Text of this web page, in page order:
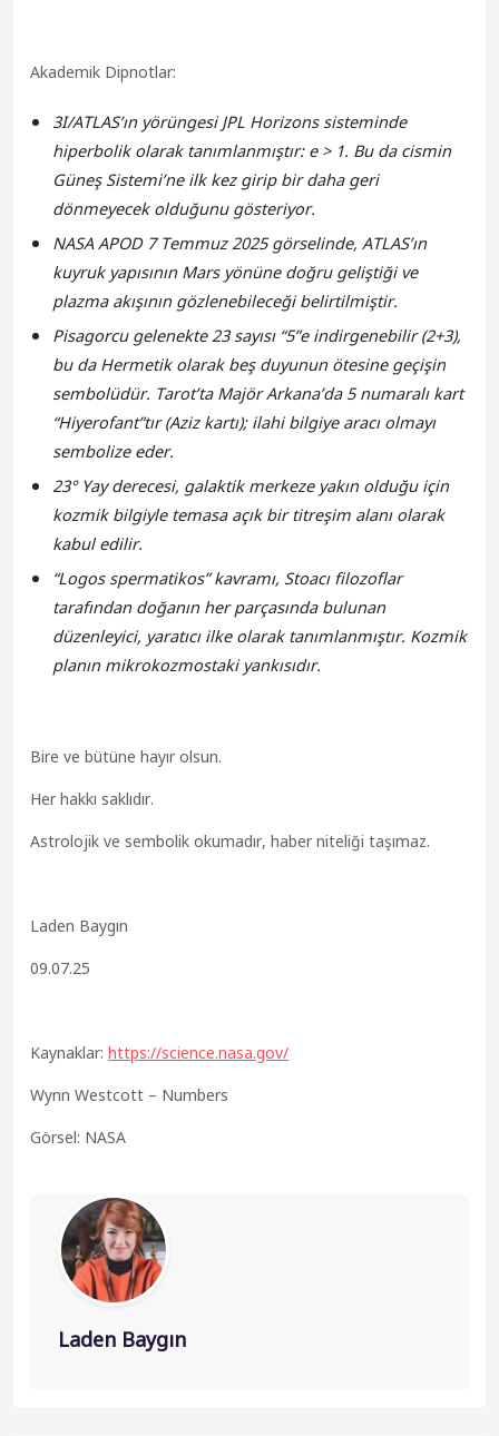
Akademik Dipnotlar:
3I/ATLAS’ın yörüngesi JPL Horizons sisteminde
hiperbolik olarak tanımlanmıştır: e > 1. Bu da cismin
Güneş Sistemi’ne ilk kez girip bir daha geri
dönmeyecek olduğunu gösteriyor.
NASA APOD 7 Temmuz 2025 görselinde, ATLAS’ın
kuyruk yapısının Mars yönüne doğru geliştiği ve
plazma akışının gözlenebileceği belirtilmiştir.
Pisagorcu gelenekte 23 sayısı “5”e indirgenebilir (2+3),
bu da Hermetik olarak beş duyunun ötesine geçişin
sembolüdür. Tarot’ta Majör Arkana’da 5 numaralı kart
“Hiyerofant”tır (Aziz kartı); ilahi bilgiye aracı olmayı
sembolize eder.
23° Yay derecesi, galaktik merkeze yakın olduğu için
kozmik bilgiyle temasa açık bir titreşim alanı olarak
kabul edilir.
“Logos spermatikos” kavramı, Stoacı filozoflar
tarafından doğanın her parçasında bulunan
düzenleyici, yaratıcı ilke olarak tanımlanmıştır. Kozmik
planın mikrokozmostaki yankısıdır.
Bire ve bütüne hayır olsun.
Her hakkı saklıdır.
Astrolojik ve sembolik okumadır, haber niteliği taşımaz.
Laden Baygın
09.07.25
Kaynaklar: https://science.nasa.gov/
Wynn Westcott – Numbers
Görsel: NASA
Laden Baygın